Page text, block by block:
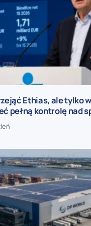
Ethias, ale tylko
pełną kontrolę nad